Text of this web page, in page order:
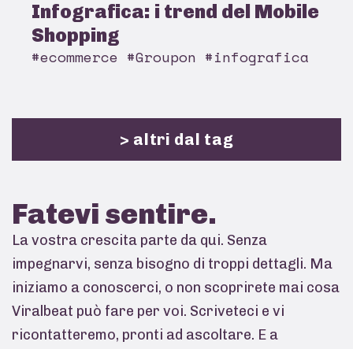
Infografica: i trend del Mobile
Shopping
#ecommerce #Groupon #infografica
> altri dal tag
Fatevi sentire.
La vostra crescita parte da qui. Senza
impegnarvi, senza bisogno di troppi dettagli. Ma
iniziamo a conoscerci, o non scoprirete mai cosa
Viralbeat può fare per voi. Scriveteci e vi
ricontatteremo, pronti ad ascoltare. E a